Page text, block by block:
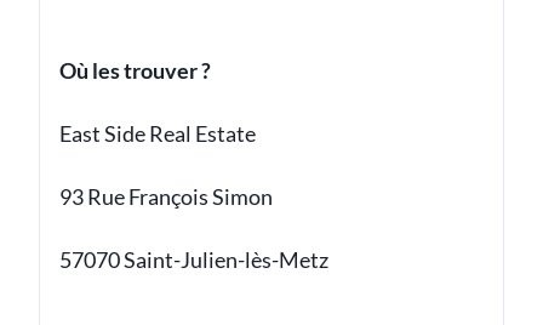
Où les trouver ?
East Side Real Estate
93 Rue François Simon
57070 Saint-Julien-lès-Metz